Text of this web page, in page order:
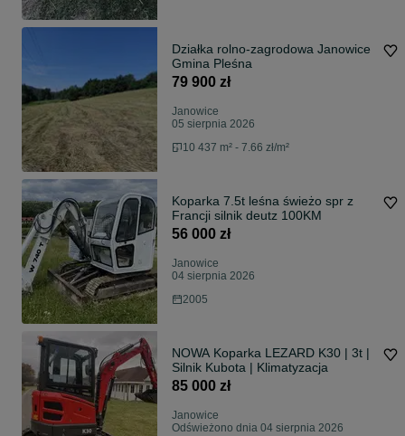
Działka rolno-zagrodowa Janowice
Gmina Pleśna
79 900 zł
Janowice
05 sierpnia 2026
10 437 m² - 7.66 zł/m²
Koparka 7.5t leśna świeżo spr z
Francji silnik deutz 100KM
56 000 zł
Janowice
04 sierpnia 2026
2005
NOWA Koparka LEZARD K30 | 3t |
Silnik Kubota | Klimatyzacja
85 000 zł
Janowice
Odświeżono dnia 04 sierpnia 2026